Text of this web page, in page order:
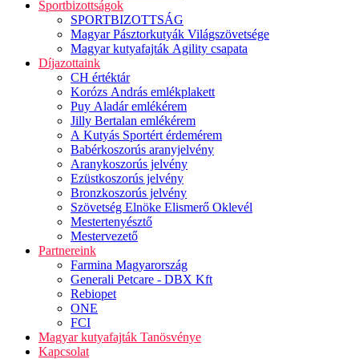
Sportbizottságok
SPORTBIZOTTSÁG
Magyar Pásztorkutyák Világszövetsége
Magyar kutyafajták Agility csapata
Díjazottaink
CH értéktár
Korózs András emlékplakett
Puy Aladár emlékérem
Jilly Bertalan emlékérem
A Kutyás Sportért érdemérem
Babérkoszorús aranyjelvény
Aranykoszorús jelvény
Ezüstkoszorús jelvény
Bronzkoszorús jelvény
Szövetség Elnöke Elismerő Oklevél
Mestertenyésztő
Mestervezető
Partnereink
Farmina Magyarország
Generali Petcare - DBX Kft
Rebiopet
ONE
FCI
Magyar kutyafajták Tanösvénye
Kapcsolat